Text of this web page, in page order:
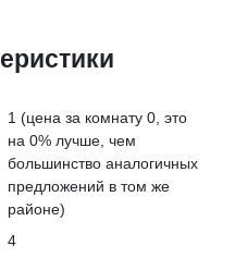
1 (цена за комнату 0, это
на 0% лучше , чем
большинство аналогичных
предложений в том же
районе)
4